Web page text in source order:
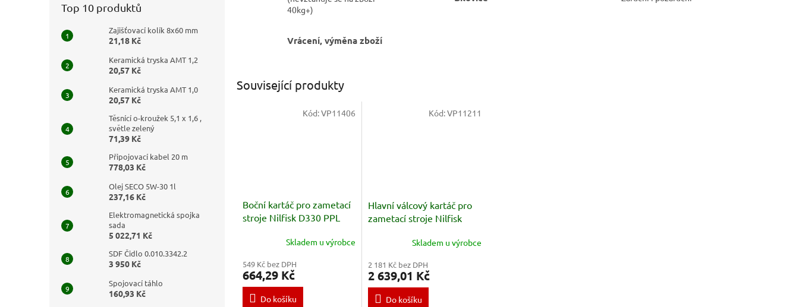
Top 10 produktů
Zajišťovací kolík 8x60 mm
21,18 Kč
Keramická tryska AMT 1,2
20,57 Kč
Keramická tryska AMT 1,0
20,57 Kč
Těsnící o-kroužek 5,1 x 1,6 ,
světle zelený
71,39 Kč
Připojovací kabel 20 m
778,03 Kč
Olej SECO 5W-30 1l
237,16 Kč
Elektromagnetická spojka
sada
5 022,71 Kč
SDF Čidlo 0.010.3342.2
3 950 Kč
Spojovací táhlo
160,93 Kč
40kg+)
Vrácení, výměna zboží
Související produkty
Boční kartáč pro zametací
stroje Nilfisk D330 PPL
Skladem u výrobce
549 Kč bez DPH
664,29 Kč
Do košíku
Kód:VP11406
Hlavní válcový kartáč pro
zametací stroje Nilfisk
Skladem u výrobce
2 181 Kč bez DPH
2 639,01 Kč
Do košíku
Kód:VP11211